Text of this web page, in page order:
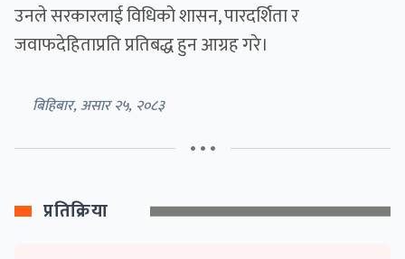
उनले सरकारलाई विधिको शासन, पारदर्शिता र
जवाफदेहिताप्रति प्रतिबद्ध हुन आग्रह गरे।
बिहिबार, असार २५, २०८३
• • •
प्रतिक्रिया